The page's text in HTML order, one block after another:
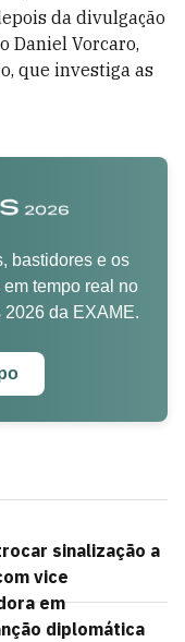
da divulgação
Daniel Vorcaro,
que investiga as
bastidores e os
tempo real no
da EXAME.
sinalização a
vice
em
diplomática